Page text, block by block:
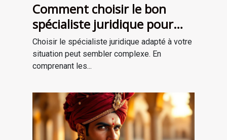
Comment choisir le bon
spécialiste juridique pour
vos besoins ?
Choisir le spécialiste juridique adapté à votre
situation peut sembler complexe. En
comprenant les...